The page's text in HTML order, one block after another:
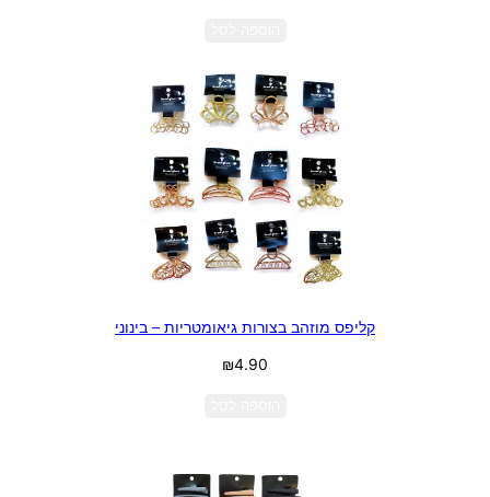
קליפס מוזהב בצורות גיאומטריות – בינוני
₪4.90